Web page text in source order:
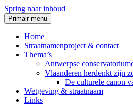
Spring naar inhoud
Primair menu
Home
Straatnamenproject & contact
Thema’s
Antwerpse
Vlaanderen herdenkt zijn
De culturele canon
Wetgeving & straatnaam
Links